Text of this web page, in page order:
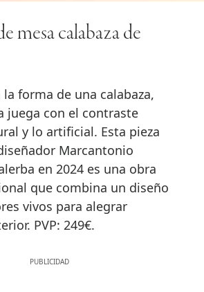
mesa calabaza de
forma de una calabaza,
juega con el contraste
y lo artificial. Esta pieza
Marcantonio
en 2024 es una obra
que combina un diseño
vivos para alegrar
PVP: 249€.